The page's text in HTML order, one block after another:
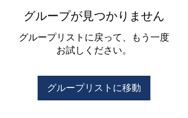
グループが見つかりません
グループリストに戻って、もう一度
お試しください。
グループリストに移動